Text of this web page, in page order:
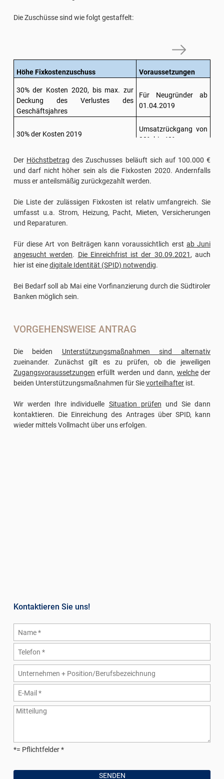
Die Zuschüsse sind wie folgt gestaffelt:
Höhe Fixkostenzuschuss Voraussetzungen
30% der Kosten 2020, bis max. zur
Deckung des Verlustes des
Geschäftsjahres
Für Neugründer ab
01.04.2019
30% der Kosten 2019
Umsatzrückgang von
30% bis 40%
40% der Kosten 2019
Umsatzrückgang von
mehr als 40% bis 50%
Umsatzrückgang von
Der Höchstbetrag des Zuschusses beläuft sich auf 100.000 €
und darf nicht höher sein als die Fixkosten 2020. Andernfalls
muss er anteilsmäßig zurückgezahlt werden.
Die Liste der zulässigen Fixkosten ist relativ umfangreich. Sie
umfasst u.a. Strom, Heizung, Pacht, Mieten, Versicherungen
und Reparaturen.
Für diese Art von Beiträgen kann voraussichtlich erst ab Juni
angesucht werden. Die Einreichfrist ist der 30.09.2021 , auch
hier ist einedigitale Identität (SPID) notwendig.
Bei Bedarf soll ab Mai eine Vorfinanzierung durch die Südtiroler
Banken möglich sein.
VORGEHENSWEISE ANTRAG
Die beiden Unterstützungsmaßnahmen sind alternativ
zueinander. Zunächst gilt es zu prüfen, ob die jeweiligen
Zugangsvoraussetzungen erfüllt werden und dann, welcheder
beiden Unterstützungsmaßnahmen für Sievorteilhafterist.
Wir werden Ihre individuelle Situation prüfen und Sie dann
kontaktieren. Die Einreichung des Antrages über SPID, kann
wieder mittels Vollmacht über uns erfolgen.
Kontaktieren Sie uns!
*= Pflichtfelder